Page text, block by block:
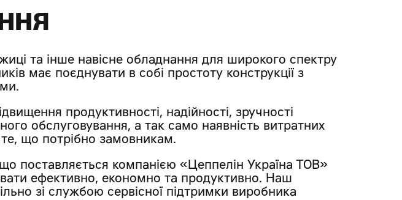
та інше навісне обладнання для широкого спектру
має поєднувати в собі простоту конструкції з
продуктивності, надійності, зручності
обслуговування, а так само наявність витратних
що потрібно замовникам.
поставляється компанією «Цеппелін Україна ТОВ»
ефективно, економно та продуктивно. Наш
зі службою сервісної підтримки виробника